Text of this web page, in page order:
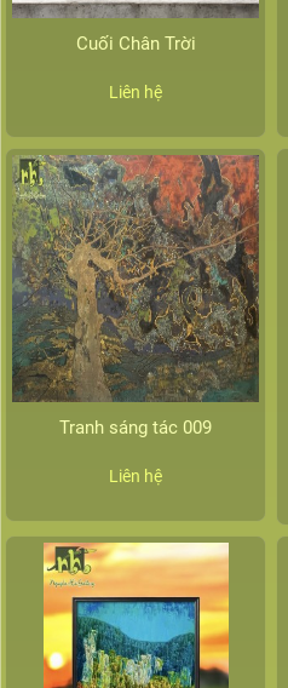
Cuối Chân Trời
Liên hệ
Tranh sáng tác 009
Liên hệ